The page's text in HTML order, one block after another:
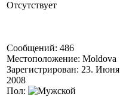
Отсутствует
Сообщений: 486
Местоположение: Moldova
Зарегистрирован: 23. Июня
2008
Пол: